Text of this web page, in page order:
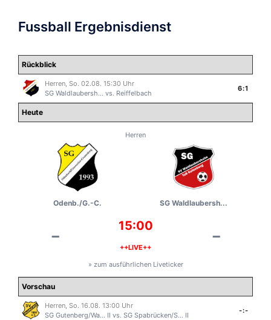
Fussball Ergebnisdienst
Rückblick
Herren, So. 02.08. 15:30 Uhr
SG Waldlaubersh... vs. Reiffelbach
6:1
Heute
Herren
Odenb./G.-C. SG Waldlaubersh...
- 15:00
++LIVE++ -
» zum ausführlichen Liveticker
Vorschau
Herren, So. 16.08. 13:00 Uhr
SG Gutenberg/Wa... II vs. SG Spabrücken/S... II
-:-